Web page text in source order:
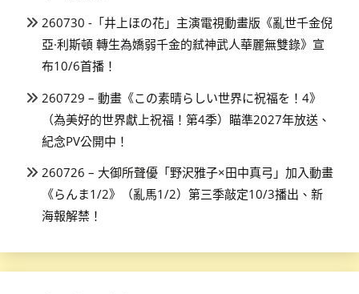
260730 -「井上ほの花」主演電視動畫版《亂世千金倪
亞·利斯頓 轉生為嬌弱千金的弒神武人華麗無雙錄》宣
布10/6首播！
260729 – 動畫《この素晴らしい世界に祝福を！4》
（為美好的世界獻上祝福！第4季）瞄準2027年放送、
紀念PV公開中！
260726 – 大御所聲優「野沢雅子×田中真弓」加入動畫
《らんま1/2》（亂馬1/2）第三季敲定10/3播出、新
海報解禁！